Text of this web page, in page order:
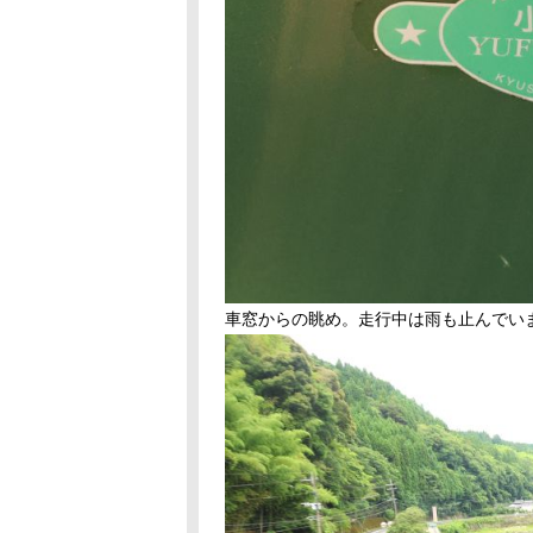
車窓からの眺め。走行中は雨も止んでい